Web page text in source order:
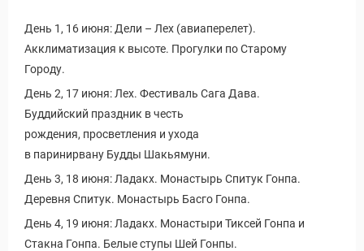
День 1, 16 июня: Дели – Лех (авиаперелет).
Акклиматизация к высоте. Прогулки по Старому
Городу.
День 2, 17 июня: Лех. Фестиваль Сага Дава.
Буддийский праздник в честь
рождения, просветления и ухода
в паринирвану Будды Шакьямуни.
День 3, 18 июня: Ладакх. Монастырь Спитук Гонпа.
Деревня Спитук. Монастырь Басго Гонпа.
День 4, 19 июня: Ладакх. Монастыри Тиксей Гонпа и
Стакна Гонпа. Белые ступы Шей Гонпы.